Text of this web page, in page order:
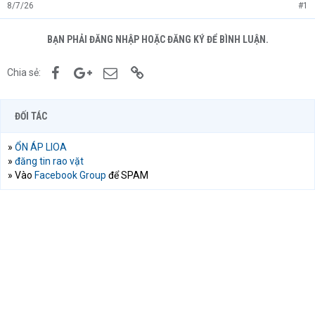
8/7/26 #1
BẠN PHẢI ĐĂNG NHẬP HOẶC ĐĂNG KÝ ĐỂ BÌNH LUẬN.
Chia sẻ: FacebookGoogle+Email
ĐỐI TÁC
» ỔN ÁP LIOA
» đăng tin rao vặt
» Vào Facebook Group để SPAM